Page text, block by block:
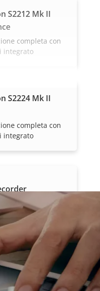
S2212 Mk II
completa con
integrato
S2224 Mk II
completa con
integrato
espansione o